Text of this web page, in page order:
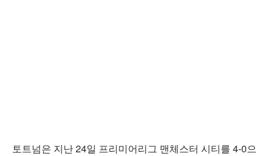
토트넘은 지난 24일 프리미어리그 맨체스터 시티를 4-0으